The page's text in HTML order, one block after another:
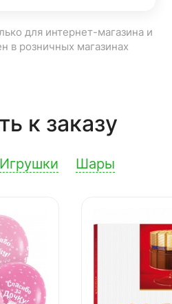
для интернет-магазина и
в розничных магазинах
к заказу
Игрушки Шары